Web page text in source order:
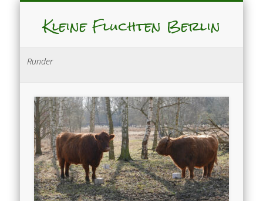
Kleine Fluchten Berlin
Runder